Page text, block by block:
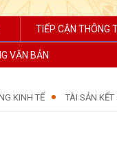
TIẾP CẬN THÔNG
VĂN BẢN
KINH TẾ TÀI SẢN